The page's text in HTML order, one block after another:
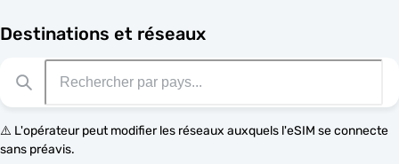
Destinations et réseaux
⚠️ L'opérateur peut modifier les réseaux auxquels l'eSIM se connecte
sans préavis.